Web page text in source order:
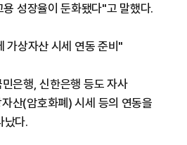
성장율이 둔화됐다"고 말했다.
가상자산 시세 연동 준비"
은행, 신한은행 등도 자사
산(암호화폐) 시세 등의 연동을
났다.